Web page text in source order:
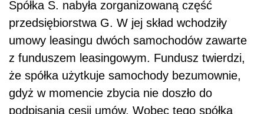
Spółka S. nabyła zorganizowaną część
przedsiębiorstwa G. W jej skład wchodziły
umowy leasingu dwóch samochodów zawarte
z funduszem leasingowym. Fundusz twierdzi,
że spółka użytkuje samochody bezumownie,
gdyż w momencie zbycia nie doszło do
podpisania cesji umów. Wobec tego spółka